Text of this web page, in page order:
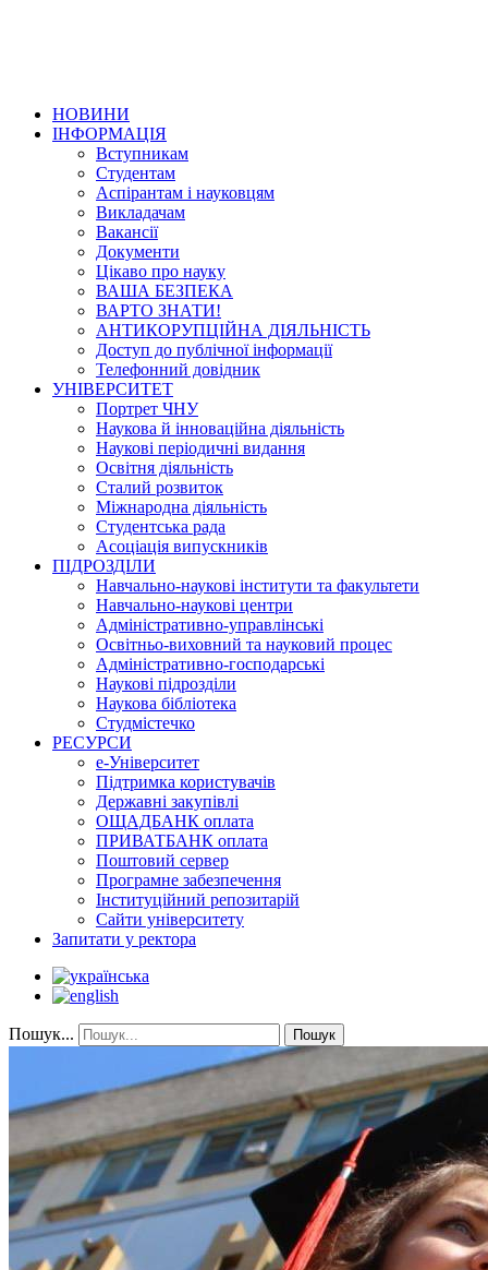
НОВИНИ
ІНФОРМАЦІЯ
Вступникам
Студентам
Аспірантам і науковцям
Викладачам
Вакансії
Документи
Цікаво про науку
ВАША БЕЗПЕКА
ВАРТО ЗНАТИ!
АНТИКОРУПЦІЙНА ДІЯЛЬНІСТЬ
Доступ до публічної інформації
Телефонний довідник
УНІВЕРСИТЕТ
Портрет ЧНУ
Наукова й інноваційна діяльність
Наукові періодичні видання
Освітня діяльність
Сталий розвиток
Міжнародна діяльність
Студентська рада
Асоціація випускників
ПІДРОЗДІЛИ
Навчально-наукові інститути та факультети
Навчально-наукові центри
Адміністративно-управлінські
Освітньо-виховний та науковий процес
Адміністративно-господарські
Наукові підрозділи
Наукова бібліотека
Студмістечко
РЕСУРСИ
е-Університет
Підтримка користувачів
Державні закупівлі
ОЩАДБАНК оплата
ПРИВАТБАНК оплата
Поштовий сервер
Програмне забезпечення
Інституційний репозитарій
Сайти університету
Запитати у ректора
Пошук... Пошук